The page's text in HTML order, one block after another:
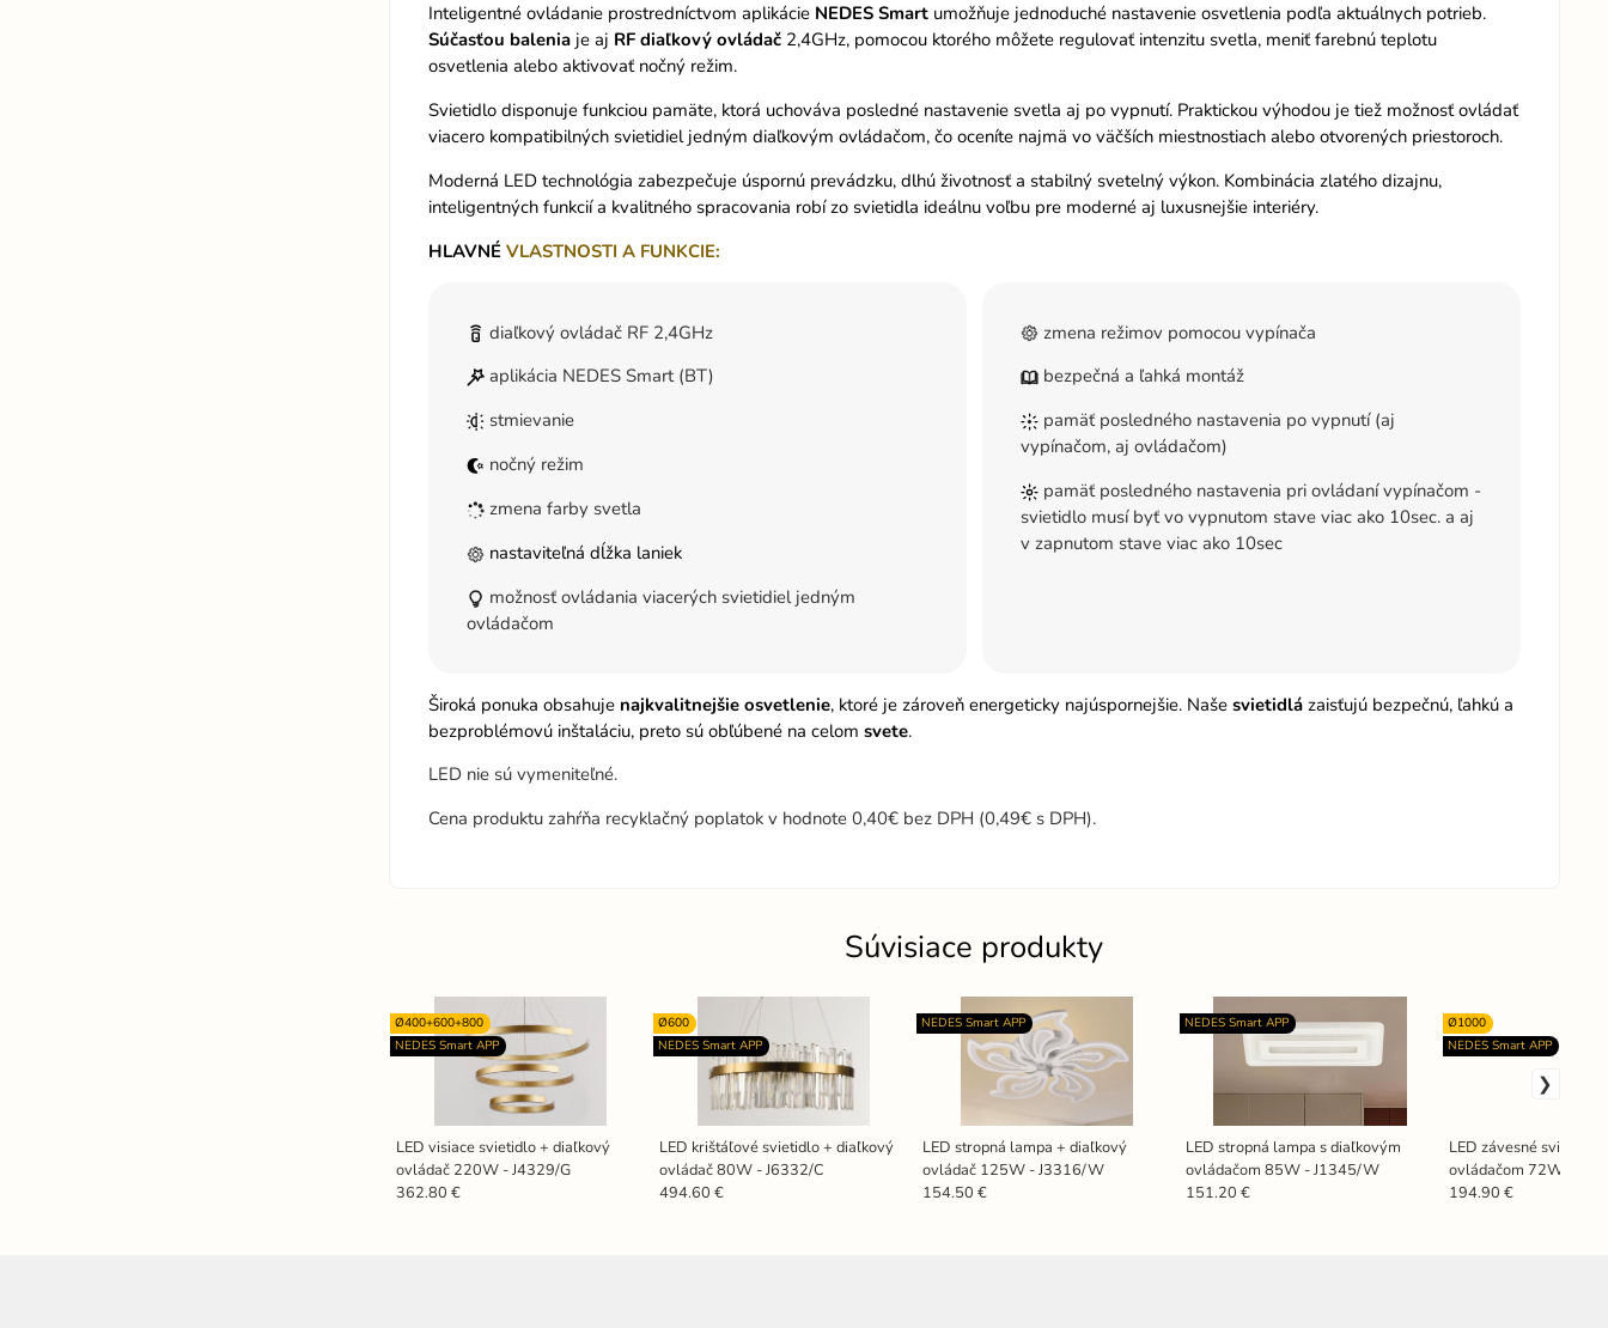
Inteligentné ovládanie prostredníctvom aplikácie NEDES Smartumožňuje jednoduché nastavenie osvetlenia podľa aktuálnych potrieb.
Súčasťou baleniaje aj RF diaľkový ovládač2,4GHz, pomocou ktorého môžete regulovať intenzitu svetla, meniť farebnú teplotu
osvetlenia alebo aktivovať nočný režim.
Svietidlo disponuje funkciou pamäte, ktorá uchováva posledné nastavenie svetla aj po vypnutí. Praktickou výhodou je tiež možnosť ovládať
viacero kompatibilných svietidiel jedným diaľkovým ovládačom, čo oceníte najmä vo väčších miestnostiach alebo otvorených priestoroch.
Moderná LED technológia zabezpečuje úspornú prevádzku, dlhú životnosť a stabilný svetelný výkon. Kombinácia zlatého dizajnu,
inteligentných funkcií a kvalitného spracovania robí zo svietidla ideálnu voľbu pre moderné aj luxusnejšie interiéry.
HLAVNÉ VLASTNOSTI A FUNKCIE:
diaľkový ovládač RF 2,4GHz
aplikácia NEDES Smart (BT)
stmievanie
nočný režim
zmena farby svetla
nastaviteľná dĺžka laniek
možnosť ovládania viacerých svietidiel jedným
ovládačom
zmena režimov pomocou vypínača
bezpečná a ľahká montáž
pamäť posledného nastavenia po vypnutí (aj
vypínačom, aj ovládačom)
pamäť posledného nastavenia pri ovládaní vypínačom -
svietidlo musí byť vo vypnutom stave viac ako 10sec. a aj
v zapnutom stave viac ako 10sec
Široká ponuka obsahuje najkvalitnejšie osvetlenie, ktoré je zároveň energeticky najúspornejšie. Naše svietidlázaisťujú bezpečnú, ľahkú a
bezproblémovú inštaláciu, preto sú obľúbené na celom svete.
LED nie sú vymeniteľné.
Cena produktu zahŕňa recyklačný poplatok v hodnote 0,40€ bez DPH (0,49€ s DPH).
Súvisiace produkty
LED visiace svietidlo + diaľkový
ovládač 220W - J4329/G
Ø400+600+800
NEDES Smart APP
362.80 €
LED krištáľové svietidlo + diaľkový
ovládač 80W - J6332/C
Ø600
NEDES Smart APP
494.60 €
LED stropná lampa + diaľkový
ovládač 125W - J3316/W
NEDES Smart APP
154.50 €
LED stropná lampa s diaľkovým
ovládačom 85W - J1345/W
NEDES Smart APP
151.20 €
LED závesné svietidlo
ovládačom 72W -
Ø1000
NEDES Smart APP
194.90 €